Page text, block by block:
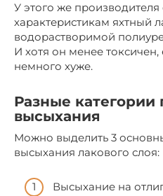
У этого же производителя
характеристикам яхтный
водорастворимой
И хотя он менее
немного хуже.
Разные категории
высыхания
Можно выделить 3
высыхания лакового слоя:
Высыхание на